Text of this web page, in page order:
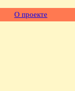
О проекте